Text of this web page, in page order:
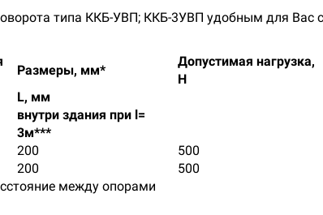
типа ККБ-УВП; ККБ-3УВП удобным для Вас
Размеры, мм*
Допустимая нагрузка,
Н
L, мм
внутри здания при l=
3м***
200 500
200 500
между опорами